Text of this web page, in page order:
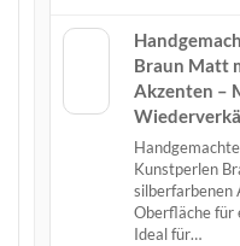
Braun Matt
Akzenten –
Kunstperlen
silberfarbenen
Oberfläche für
Ideal für…